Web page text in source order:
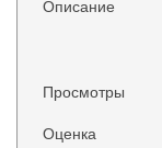
Описание
Просмотры
Оценка